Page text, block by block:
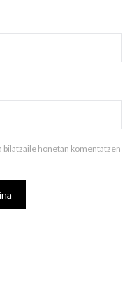
bilatzaile honetan komentatzen